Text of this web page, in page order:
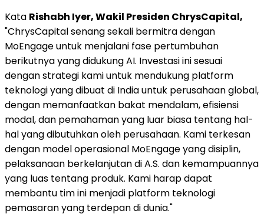
Kata Rishabh Iyer, Wakil Presiden ChrysCapital,
"ChrysCapital senang sekali bermitra dengan
MoEngage untuk menjalani fase pertumbuhan
berikutnya yang didukung AI. Investasi ini sesuai
dengan strategi kami untuk mendukung platform
teknologi yang dibuat di Indiauntuk perusahaan global,
dengan memanfaatkan bakat mendalam, efisiensi
modal, dan pemahaman yang luar biasa tentang hal-
hal yang dibutuhkan oleh perusahaan. Kami terkesan
dengan model operasional MoEngage yang disiplin,
pelaksanaan berkelanjutan di A.S. dan kemampuannya
yang luas tentang produk. Kami harap dapat
membantu tim ini menjadi platform teknologi
pemasaran yang terdepan di dunia."